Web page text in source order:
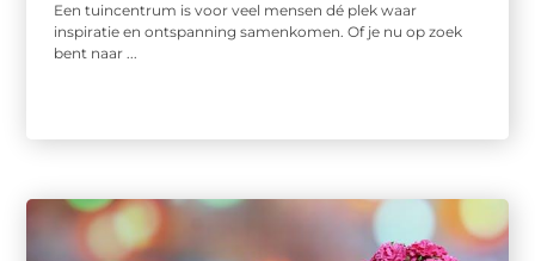
Een tuincentrum is voor veel mensen dé plek waar
inspiratie en ontspanning samenkomen. Of je nu op zoek
bent naar ...